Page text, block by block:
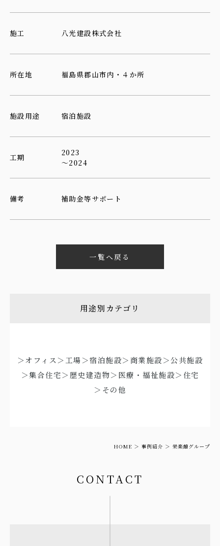
施工 八光建設株式会社
所在地 福島県郡山市内・４か所
施設用途 宿泊施設
工期
2023
～2024
備考 補助金等サポート
一覧へ戻る
用途別カテゴリ
＞オフィス ＞工場 ＞宿泊施設＞商業施設＞公共施設
＞集合住宅＞歴史建造物＞医療・福祉施設＞住宅
＞その他
HOME 事例紹介 栄楽館グループ
CONTACT